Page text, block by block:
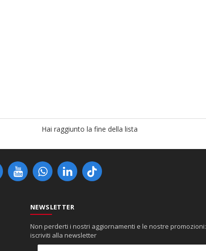
Hai raggiunto la fine della lista
NEWSLETTER
Non perderti i nostri aggiornamenti e le nostre promozioni:
iscriviti alla newsletter